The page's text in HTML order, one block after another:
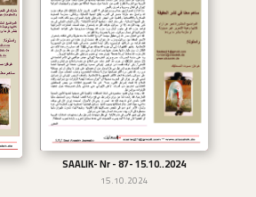
تحميل
SAALIK- Nr - 87- 15.10..2024
15.10.2024